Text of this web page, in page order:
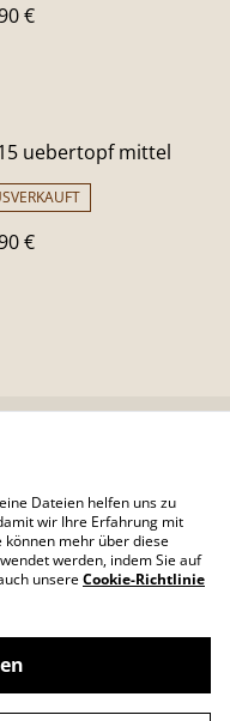
€
uebertopf mittel
€
Richtlinie
Dateien helfen uns zu
wir Ihre Erfahrung mit
können mehr über diese
werden, indem Sie auf
unsereCookie-Richtlinie